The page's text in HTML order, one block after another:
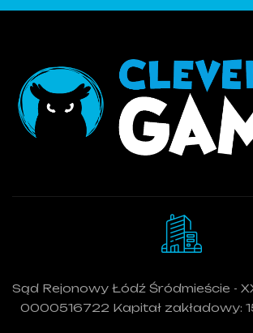
Sąd Rejonowy Łódź Śródmieście -
0000516722 Kapitał zakładowy: